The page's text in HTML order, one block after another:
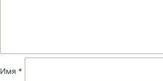
и
й
Имя *